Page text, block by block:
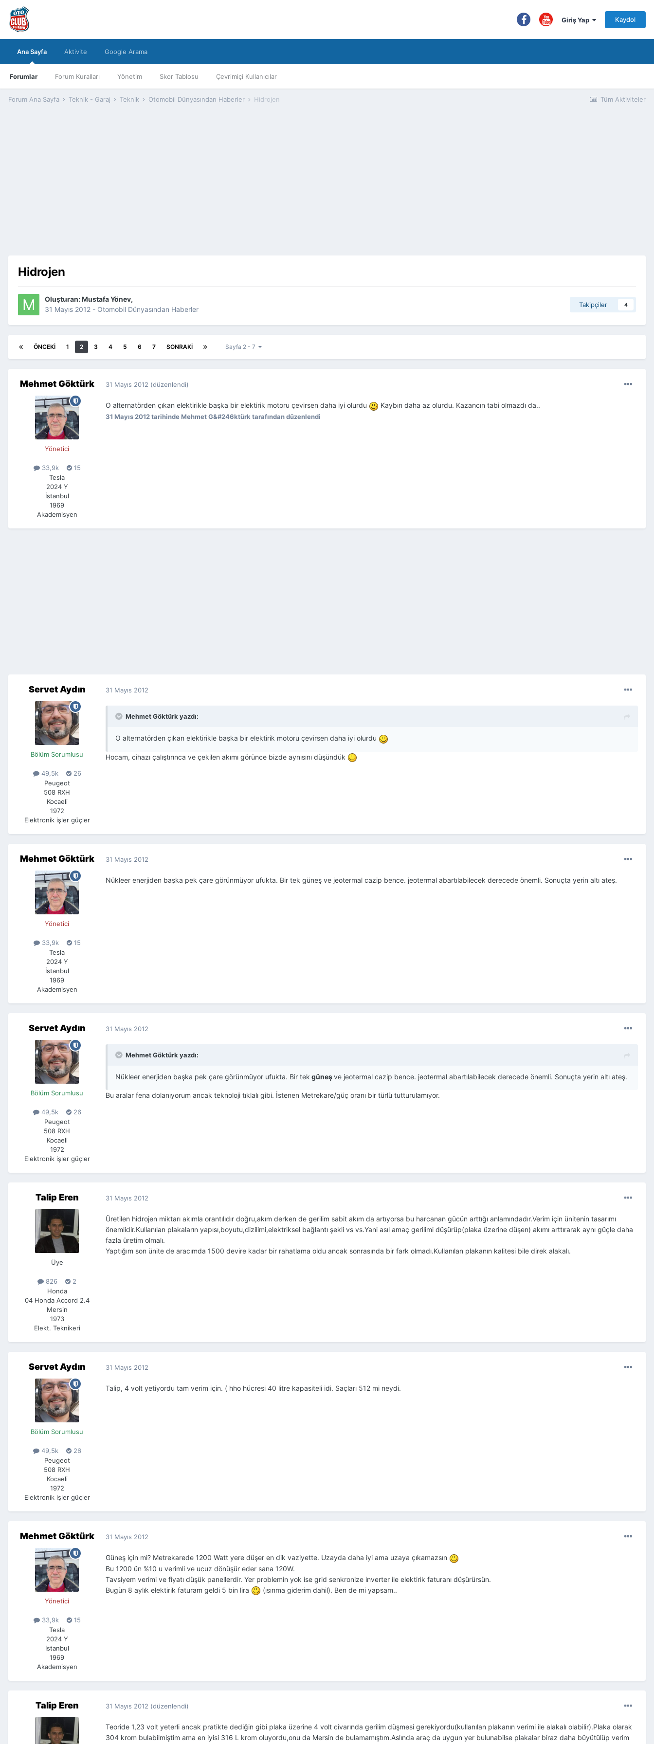
Giriş Yap Kaydol
Ana Sayfa
Forumlar Forum Kuralları Yönetim Skor Tablosu Çevrimiçi Kullanıcılar
Aktivite Google Arama
Tüm Aktiviteler
Forum Ana Sayfa Teknik - Garaj Teknik Otomobil Dünyasından Haberler Hidrojen
Hidrojen
Oluşturan:Mustafa Yönev,
31 Mayıs 2012 - Otomobil Dünyasından Haberler
Takipçiler 4
ÖNCEKI 1 2 3 4 5 6 7 SONRAKI Sayfa 2 - 7
Mehmet Göktürk
Yönetici
33,9k
15
Tesla
2024 Y
İstanbul
1969
Akademisyen
31 Mayıs 2012 (düzenlendi)
O alternatörden çıkan elektirikle başka bir elektirik motoru çevirsen daha iyi olurdu Kaybın daha az olurdu. Kazancın tabi olmazdı da..
31 Mayıs 2012tarihinde Mehmet G&#246ktürk tarafından düzenlendi
Servet Aydın
Bölüm Sorumlusu
49,5k
26
Peugeot
508 RXH
Kocaeli
1972
Elektronik işler güçler
31 Mayıs 2012
Mehmet Göktürk yazdı:
O alternatörden çıkan elektirikle başka bir elektirik motoru çevirsen daha iyi olurdu
Hocam, cihazı çalıştırınca ve çekilen akımı görünce bizde aynısını düşündük
Mehmet Göktürk
Yönetici
33,9k
15
Tesla
2024 Y
İstanbul
1969
Akademisyen
31 Mayıs 2012
Nükleer enerjiden başka pek çare görünmüyor ufukta. Bir tek güneş ve jeotermal cazip bence. jeotermal abartılabilecek derecede önemli. Sonuçta yerin altı ateş.
Servet Aydın
Bölüm Sorumlusu
49,5k
26
Peugeot
508 RXH
Kocaeli
1972
Elektronik işler güçler
31 Mayıs 2012
Mehmet Göktürk yazdı:
Nükleer enerjiden başka pek çare görünmüyor ufukta. Bir tek güneşve jeotermal cazip bence. jeotermal abartılabilecek derecede önemli. Sonuçta yerin altı ateş.
Bu aralar fena dolanıyorum ancak teknoloji tıklalı gibi. İstenen Metrekare/güç oranı bir türlü tutturulamıyor.
Talip Eren
Üye
826
2
Honda
04 Honda Accord 2.4
Mersin
1973
Elekt. Teknikeri
31 Mayıs 2012
Üretilen hidrojen miktarı akımla orantılıdır doğru,akım derken de gerilim sabit akım da artıyorsa bu harcanan gücün arttığı anlamındadır.Verim için ünitenin tasarımı
önemlidir.Kullanılan plakaların yapısı,boyutu,dizilimi,elektriksel bağlantı şekli vs vs.Yani asıl amaç gerilimi düşürüp(plaka üzerine düşen) akımı arttırarak aynı güçle daha
fazla üretim olmalı.
Yaptığım son ünite de aracımda 1500 devire kadar bir rahatlama oldu ancak sonrasında bir fark olmadı.Kullanılan plakanın kalitesi bile direk alakalı.
Servet Aydın
Bölüm Sorumlusu
49,5k
26
Peugeot
508 RXH
Kocaeli
1972
Elektronik işler güçler
31 Mayıs 2012
Talip, 4 volt yetiyordu tam verim için. ( hho hücresi 40 litre kapasiteli idi. Saçları 512 mi neydi.
Mehmet Göktürk
Yönetici
33,9k
15
Tesla
2024 Y
İstanbul
1969
Akademisyen
31 Mayıs 2012
Güneş için mi? Metrekarede 1200 Watt yere düşer en dik vaziyette. Uzayda daha iyi ama uzaya çıkamazsın
Bu 1200 ün %10 u verimli ve ucuz dönüşür eder sana 120W.
Tavsiyem verimi ve fiyatı düşük panellerdir. Yer problemin yok ise grid senkronize inverter ile elektirik faturanı düşürürsün.
Bugün 8 aylık elektirik faturam geldi 5 bin lira
(ısınma giderim dahil). Ben de mi yapsam..
Talip Eren 31 Mayıs 2012 (düzenlendi)
Teoride 1,23 volt yeterli ancak pratikte dediğin gibi plaka üzerine 4 volt civarında gerilim düşmesi gerekiyordu(kullanılan plakanın verimi ile alakalı olabilir).Plaka olarak
304 krom bulabilmiştim ama en iyisi 316 L krom oluyordu,onu da Mersin de bulamamıştım.Aslında araç da uygun yer bulunabilse plakalar biraz daha büyütülüp verim